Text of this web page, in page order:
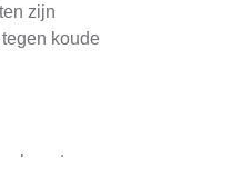
zijn
koude
typen